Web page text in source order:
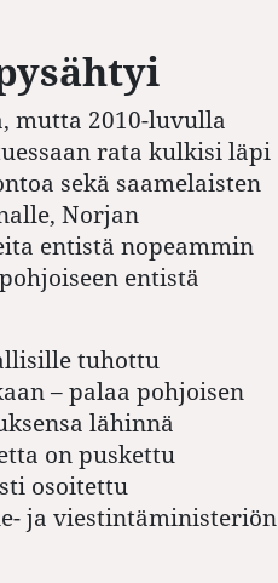
mutta 2010-luvulla
rata kulkisi läpi
sekä saamelaisten
Norjan
entistä nopeammin
entistä
tuhottu
– palaa pohjoisen
lähinnä
on puskettu
osoitettu
ja viestintäministeriön